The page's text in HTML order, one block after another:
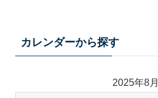
カレンダーから探す
2025年8月